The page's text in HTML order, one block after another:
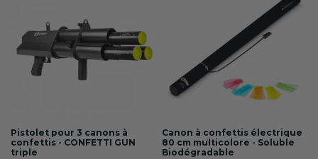
Pistolet pour 3 canons à
confettis - CONFETTI GUN
triple
Canon à confettis électrique
80 cm multicolore - Soluble
Biodégradable